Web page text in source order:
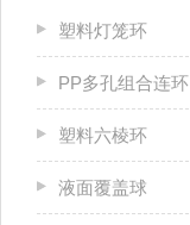
塑料灯笼环
PP多孔组合连环
塑料六棱环
液面覆盖球